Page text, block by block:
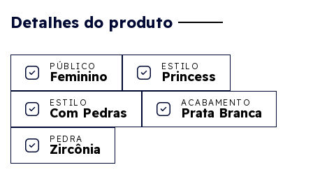
Detalhes do produto
PÚBLICO
Feminino
ESTILO
Princess
ESTILO
Com Pedras
ACABAMENTO
Prata Branca
PEDRA
Zircônia